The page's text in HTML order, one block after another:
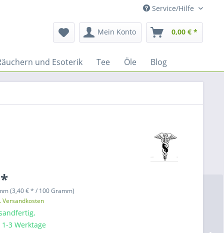
Service/Hilfe
Mein Konto 0,00 € *
und Esoterik Tee Öle Blog
(3,40 € * / 100 Gramm)
Versandkosten
3 Werktage